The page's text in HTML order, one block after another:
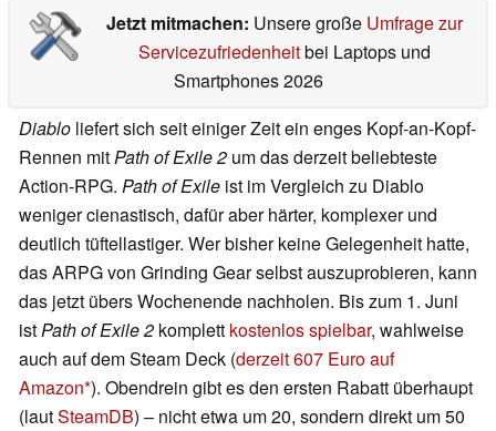
Jetzt mitmachen: Unsere große Umfrage zur
Servicezufriedenheitbei Laptops und
Smartphones 2026
Diablo liefert sich seit einiger Zeit ein enges Kopf-an-Kopf-
Rennen mitPath of Exile 2 um das derzeit beliebteste
Action-RPG. Path of Exile ist im Vergleich zu Diablo
weniger cienastisch, dafür aber härter, komplexer und
deutlich tüftellastiger. Wer bisher keine Gelegenheit hatte,
das ARPG von Grinding Gear selbst auszuprobieren, kann
das jetzt übers Wochenende nachholen. Bis zum 1. Juni
istPath of Exile 2 komplett kostenlos spielbar, wahlweise
auch auf dem Steam Deck (derzeit 607 Euro auf
Amazon ). Obendrein gibt es den ersten Rabatt überhaupt
(lautSteamDB) – nicht etwa um 20, sondern direkt um 50